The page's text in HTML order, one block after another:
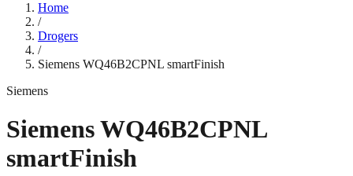
Home
/
Drogers
/
Siemens WQ46B2CPNL smartFinish
Siemens
Siemens WQ46B2CPNL
smartFinish